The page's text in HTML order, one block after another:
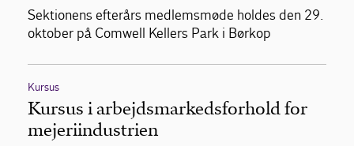
Sektionens efterårs medlemsmøde holdes den 29.
oktober på Comwell Kellers Park i Børkop
Kursus
Kursus i arbejdsmarkedsforhold for
mejeriindustrien